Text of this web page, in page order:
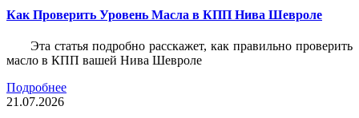
Как Проверить Уровень Масла в КПП Нива Шевроле
Эта статья подробно расскажет, как правильно проверить
масло в КПП вашей Нива Шевроле
Подробнее
21.07.2026